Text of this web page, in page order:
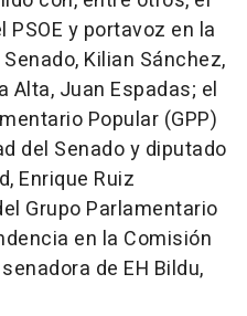
y portavoz en la
Kilian Sánchez,
Alta, Juan Espadas; el
Popular (GPP)
del Senado y diputado
Enrique Ruiz
Grupo Parlamentario
en la Comisión
de EH Bildu,